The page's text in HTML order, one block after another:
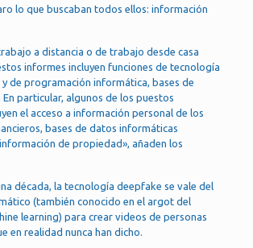
lo que buscaban todos ellos: información
a distancia o de trabajo desde casa
informes incluyen funciones de tecnología
de programación informática, bases de
particular, algunos de los puestos
el acceso a información personal de los
bases de datos informáticas
de propiedad», añaden los
década, la tecnología deepfake se vale del
(también conocido en el argot del
learning) para crear videos de personas
en realidad nunca han dicho.